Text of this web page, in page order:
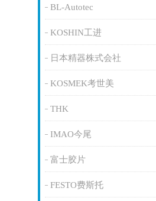
BL-Autotec
KOSHIN工进
日本精器株式会社
KOSMEK考世美
THK
IMAO今尾
富士胶片
FESTO费斯托